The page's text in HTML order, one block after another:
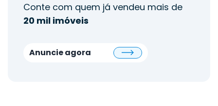
Conte com quem já vendeu mais de
20 mil imóveis
Anuncie agora